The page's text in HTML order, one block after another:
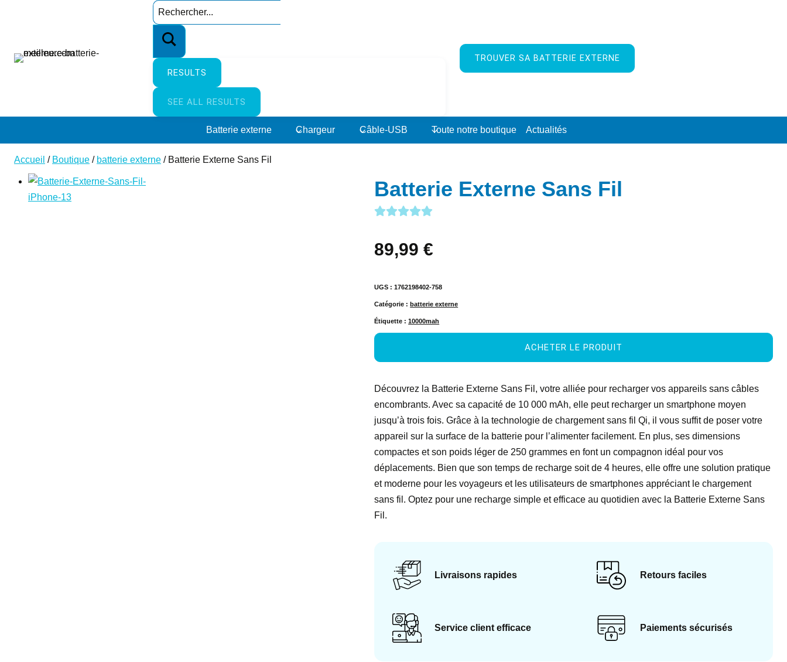
Search
…
RESULTS
SEE ALL RESULTS
TROUVER SA BATTERIE EXTERNE
Batterie externe Chargeur Câble-USB Toute notre boutique Actualités
Accueil / Boutique / batterie externe / Batterie Externe Sans Fil
Batterie Externe Sans Fil
89,99€
UGS :1762198402-758
Catégorie :batterie externe
Étiquette :10000mah
ACHETER LE PRODUIT
Découvrez la Batterie Externe Sans Fil, votre alliée pour recharger vos appareils sans câbles
encombrants. Avec sa capacité de 10 000 mAh, elle peut recharger un smartphone moyen
jusqu’à trois fois. Grâce à la technologie de chargement sans fil Qi, il vous suffit de poser votre
appareil sur la surface de la batterie pour l’alimenter facilement. En plus, ses dimensions
compactes et son poids léger de 250 grammes en font un compagnon idéal pour vos
déplacements. Bien que son temps de recharge soit de 4 heures, elle offre une solution pratique
et moderne pour les voyageurs et les utilisateurs de smartphones appréciant le chargement
sans fil. Optez pour une recharge simple et efficace au quotidien avec la Batterie Externe Sans
Fil.
Livraisons rapides Retours faciles
Service client efficace Paiements sécurisés